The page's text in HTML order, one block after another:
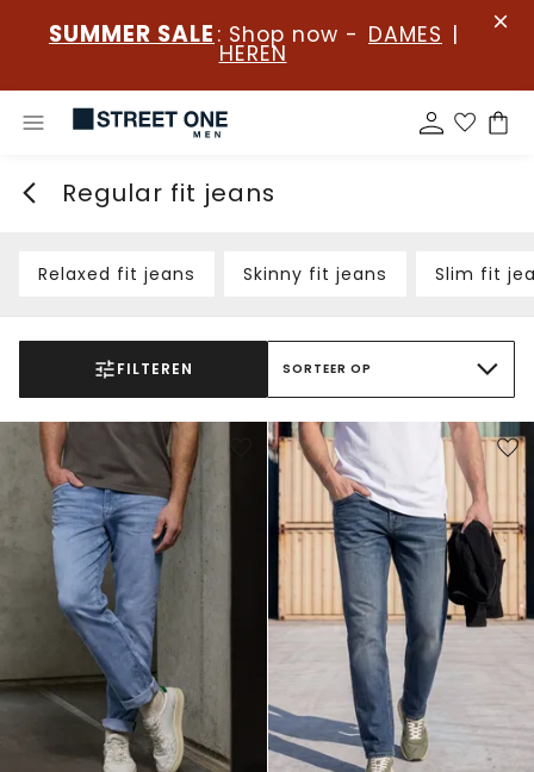
SUMMER SALE : Shop now - DAMES |
HEREN
Regular fit jeans
Relaxed fit jeans Skinny fit jeans Slim fit
FILTEREN SORTEER OP